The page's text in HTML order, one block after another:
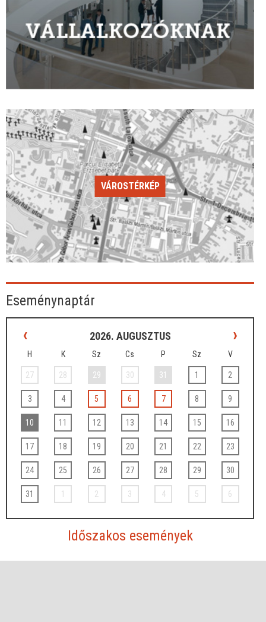
VÁROSTÉRKÉP
Eseménynaptár
‹ 2026. AUGUSZTUS ›
H K Sz Cs P Sz V
27 28 29 30 31 1 2
3 4 5 6 7 8 9
10 11 12 13 14 15 16
17 18 19 20 21 22 23
24 25 26 27 28 29 30
31 1 2 3 4 5 6
Időszakos események